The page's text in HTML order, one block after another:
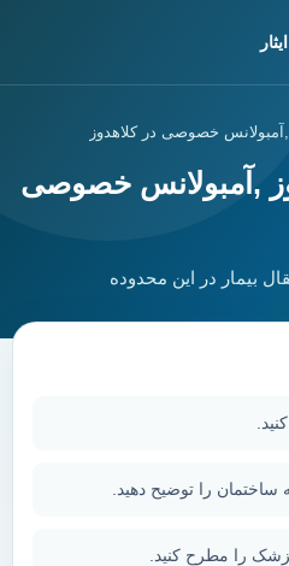
,آمبولانس خصوصی در کلاهدوز
,آمبولانس خصوصی
بیمار در این محدوده
را توضیح دهید.
را مطرح کنید.